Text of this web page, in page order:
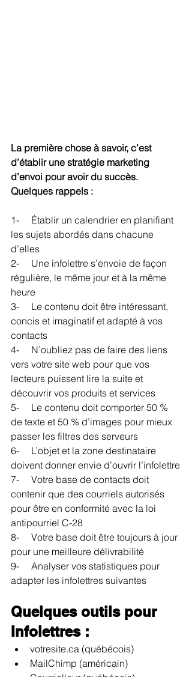
La première chose à savoir, c’est
d’établir une stratégie marketing
d’envoi pour avoir du succès.
Quelques rappels :
1-     Établir un calendrier en planifiant
les sujets abordés dans chacune
d’elles
2-     Une infolettre s’envoie de façon
régulière, le même jour et à la même
heure
3-     Le contenu doit être intéressant,
concis et imaginatif et adapté à vos
contacts
4-     N’oubliez pas de faire des liens
vers votre site web pour que vos
lecteurs puissent lire la suite et
découvrir vos produits et services
5-     Le contenu doit comporter 50 %
de texte et 50 % d’images pour mieux
passer les filtres des serveurs
6-     L’objet et la zone destinataire
doivent donner envie d’ouvrir l’infolettre
7-     Votre base de contacts doit
contenir que des courriels autorisés
pour être en conformité avec la loi
antipourriel C-28
8-     Votre base doit être toujours à jour
pour une meilleure délivrabilité
9-     Analyser vos statistiques pour
adapter les infolettres suivantes
Quelques outils pour
Infolettres :
votresite.ca (québécois)
MailChimp (américain)